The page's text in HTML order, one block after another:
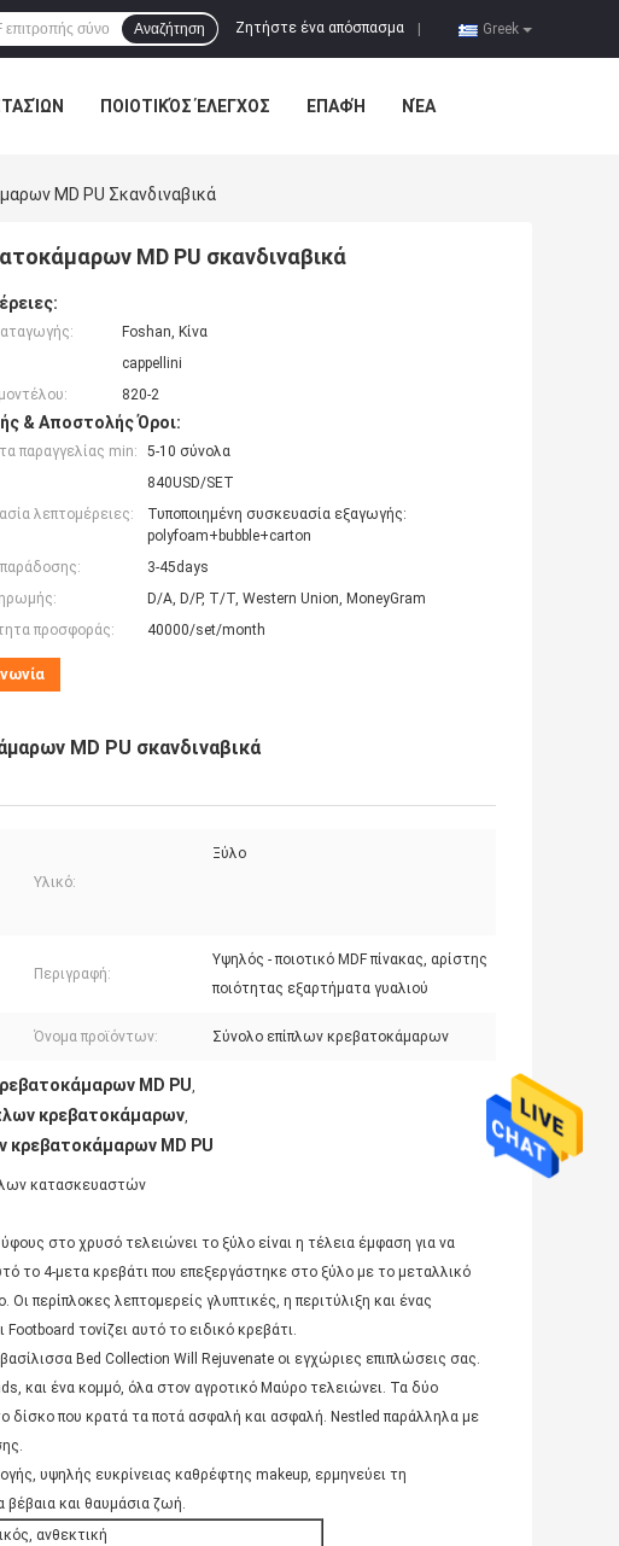
Greek
Ζητήστε ένα απόσπασμα
Αναζήτηση
ΠΟΙΟΤΙΚΌΣ ΈΛΕΓΧΟΣ ΕΠΑΦΉ ΝΈΑ
MD PU Σκανδιναβικά
MD PU σκανδιναβικά
Foshan, Κίνα
cappellini
820-2
& Αποστολής Όροι:
παραγγελίας min:
5-10 σύνολα
840USD/SET
λεπτομέρειες:
Τυποποιημένη συσκευασία εξαγωγής:
polyfoam+bubble+carton
3-45days
D/A, D/P, T/T, Western Union, MoneyGram
προσφοράς:
40000/set/month
MD PU σκανδιναβικά
Υλικό:
Ξύλο
Περιγραφή:
Υψηλός - ποιοτικό MDF πίνακας, αρίστης
ποιότητας εξαρτήματα γυαλιού
Όνομα προϊόντων: Σύνολο επίπλων κρεβατοκάμαρων
MD PU,
κρεβατοκάμαρων,
κρεβατοκάμαρων MD PU
κατασκευαστών
στο χρυσό τελειώνει το ξύλο είναι η τέλεια έμφαση για να
το 4-μετα κρεβάτι που επεξεργάστηκε στο ξύλο με το μεταλλικό
περίπλοκες λεπτομερείς γλυπτικές, η περιτύλιξη και ένας
τονίζει αυτό το ειδικό κρεβάτι.
Bed Collection Will Rejuvenate οι εγχώριες επιπλώσεις σας.
και ένα κομμό, όλα στον αγροτικό Μαύρο τελειώνει. Τα δύο
που κρατά τα ποτά ασφαλή και ασφαλή. Nestled παράλληλα με
υψηλής ευκρίνειας καθρέφτης makeup, ερμηνεύει τη
βέβαια και θαυμάσια ζωή.
ανθεκτική